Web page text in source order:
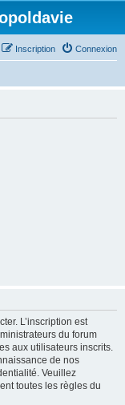
Connexion
Inscription
L’inscription est
du forum
aux utilisateurs inscrits.
de nos
Veuillez
toutes les règles du